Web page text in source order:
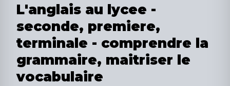
L'anglais au lycee -
seconde, premiere,
terminale - comprendre la
grammaire, maitriser le
vocabulaire